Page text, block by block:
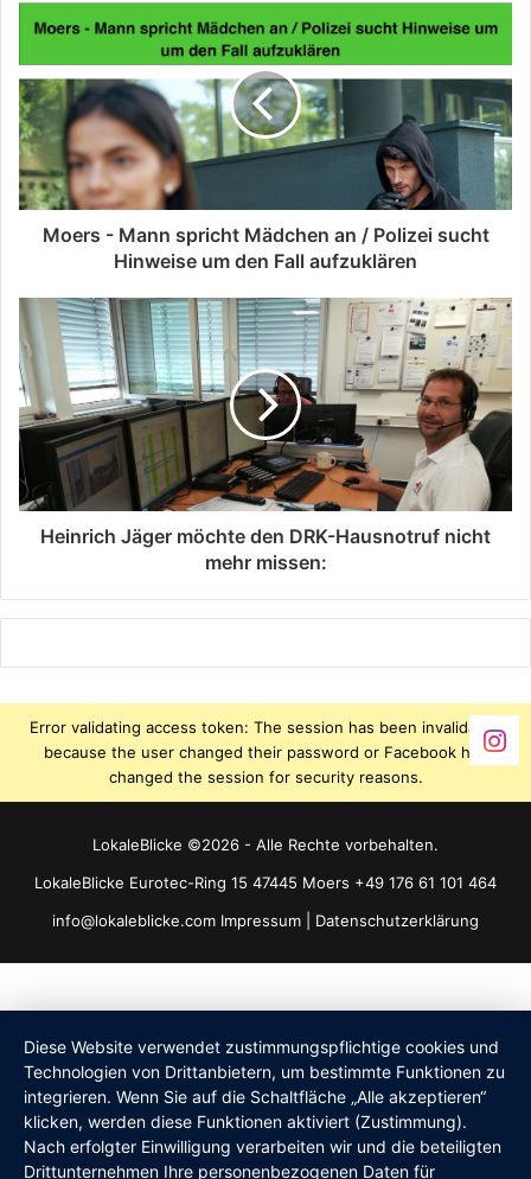
Moers - Mann spricht Mädchen an / Polizei sucht
Hinweise um den Fall aufzuklären
Heinrich Jäger möchte den DRK-Hausnotruf nicht
mehr missen:
Error validating access token: The session has been invalidated
because the user changed their password or Facebook has
changed the session for security reasons.
LokaleBlicke ©2026 - Alle Rechte vorbehalten.
LokaleBlicke Eurotec-Ring 15 47445 Moers +49 176 61 101 464
info@lokaleblicke.com Impressum Datenschutzerklärung
Diese Website verwendet zustimmungspflichtige cookies und
Technologien von Drittanbietern, um bestimmte Funktionen zu
integrieren. Wenn Sie auf die Schaltfläche „Alle akzeptieren“
klicken, werden diese Funktionen aktiviert (Zustimmung).
Nach erfolgter Einwilligung verarbeiten wir und die beteiligten
Drittunternehmen Ihre personenbezogenen Daten für